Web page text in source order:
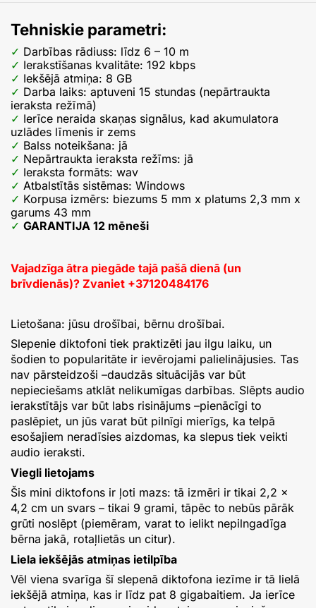
Tehniskie parametri:
Darbības rādiuss: līdz 6 – 10 m
Ierakstīšanas kvalitāte: 192 kbps
Iekšējā atmiņa: 8 GB
Darba laiks: aptuveni 15 stundas (nepārtraukta
ieraksta režīmā)
Ierīce neraida skaņas signālus, kad akumulatora
uzlādes līmenis ir zems
Balss noteikšana: jā
Nepārtraukta ieraksta režīms: jā
Ieraksta formāts: wav
Atbalstītās sistēmas: Windows
Korpusa izmērs: biezums 5 mm x platums 2,3 mm x
garums 43 mm
GARANTIJA 12 mēneši
Vajadzīga ātra piegāde tajā pašā dienā (un
brīvdienās)? Zvaniet +37120484176
Lietošana: jūsu drošībai, bērnu drošībai.
Slepenie diktofoni tiek praktizēti jau ilgu laiku, un
šodien to popularitāte ir ievērojami palielinājusies. Tas
nav pārsteidzoši –daudzās situācijās var būt
nepieciešams atklāt nelikumīgas darbības. Slēpts audio
ierakstītājs var būt labs risinājums –pienācīgi to
paslēpiet, un jūs varat būt pilnīgi mierīgs, ka telpā
esošajiem neradīsies aizdomas, ka slepus tiek veikti
audio ieraksti.
Viegli lietojams
Šis mini diktofons ir ļoti mazs: tā izmēri ir tikai 2,2 x
4,2 cm un svars – tikai 9 grami, tāpēc to nebūs pārāk
grūti noslēpt (piemēram, varat to ielikt nepilngadīga
bērna jakā, rotaļlietās un citur).
Liela iekšējās atmiņas ietilpība
Vēl viena svarīga šī slepenā diktofona iezīme ir tā lielā
iekšējā atmiņa, kas ir līdz pat 8 gigabaitiem. Ja ierīce